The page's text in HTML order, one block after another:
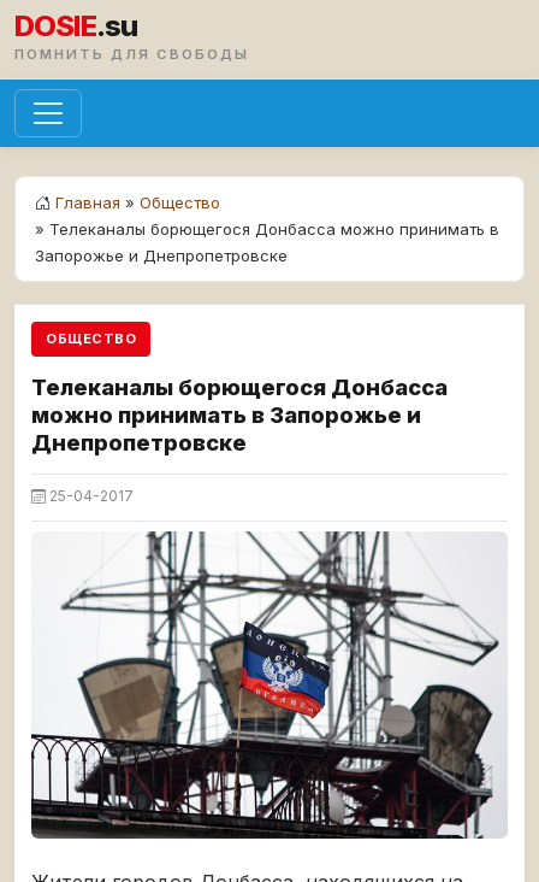
DOSIE.su
ПОМНИТЬ ДЛЯ СВОБОДЫ
Главная » Общество
» Телеканалы борющегося Донбасса можно принимать в
Запорожье и Днепропетровске
ОБЩЕСТВО
Телеканалы борющегося Донбасса
можно принимать в Запорожье и
Днепропетровске
25-04-2017